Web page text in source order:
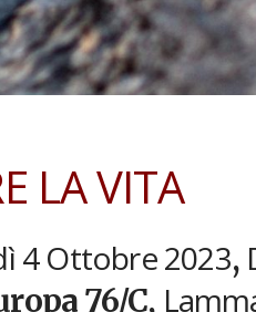
LA VITA
4 Ottobre 2023,
76/C,